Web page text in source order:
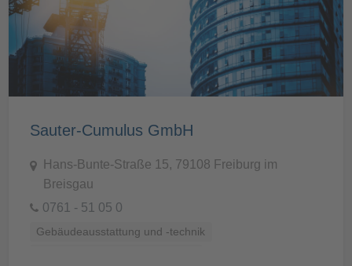
Sauter-Cumulus GmbH
Hans-Bunte-Straße 15, 79108 Freiburg im
Breisgau
0761 - 51 05 0
Gebäudeausstattung und -technik